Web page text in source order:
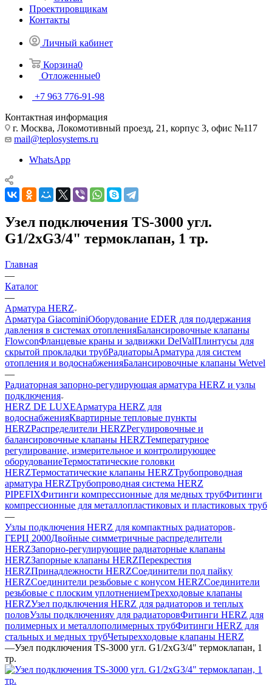
Проектировщикам
Контакты
Личный кабинет
Корзина0
Отложенные0
+7 963 776-91-98
Контактная информация
г. Москва, Локомотивный проезд, 21, корпус 3, офис №117
mail@teplosystems.ru
WhatsApp
Узел подключения TS-3000 угл.
G1/2xG3/4" термоклапан, 1 тр.
Главная
—
Каталог
—
Арматура HERZ
Арматура GiacominiОборудование EDER для поддержания
давления в системах отопленияБалансировочные клапаны
FlowconФланцевые краны и задвижки DelValПлинтусы для
скрытой прокладки трубРадиаторыАрматура для систем
отопления и водоснабженияБалансировочные клапаны Wetvel
—
Радиаторная запорно-регулирующая арматура HERZ и узлы
подключения
HERZ DE LUXEАрматура HERZ для
водоснабженияКвартирные тепловые пункты
HERZРаспределители HERZРегулировочные и
балансировочные клапаны HERZТемпературное
регулирование, измерительное и контролирующее
оборудованиеТермостатические головки
HERZТермостатические клапаны HERZТрубопроводная
арматура HERZТрубопроводная система HERZ
PIPEFIXФитинги компрессионные для медных трубФитинги
компрессионные для металлопластиковых и пластиковых труб
—
Узлы подключения HERZ для компактных радиаторов
ГЕРЦ 2000Двойные симметричные распределители
HERZЗапорно-регулирующие радиаторные клапаны
HERZЗапорные клапаны HERZПерекрестия
HERZПринадлежности HERZСоединители под пайку
HERZСоединители резьбовые с конусом HERZСоединители
резьбовые с плоским уплотнениемТрехходовые клапаны
HERZУзел подключения HERZ для радиаторов и теплых
половУзлы подключенияv для радиаторовФитинги HERZ для
полимерных и металлополимерных трубФитинги HERZ для
стальных и медных трубЧетырехходовые клапаны HERZ
—Узел подключения TS-3000 угл. G1/2xG3/4" термоклапан, 1
тр.